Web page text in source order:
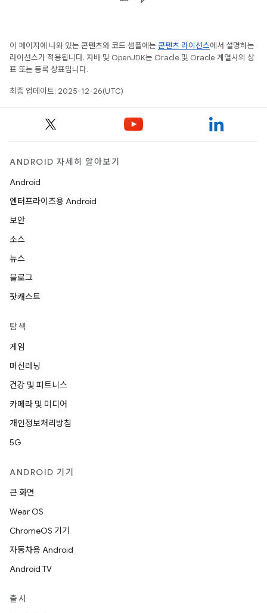
이 페이지에 나와 있는 콘텐츠와 코드 샘플에는 콘텐츠 라이선스에서 설명하는
라이선스가 적용됩니다. 자바 및 OpenJDK는 Oracle 및 Oracle 계열사의 상
표 또는 등록 상표입니다.
최종 업데이트: 2025-12-26(UTC)
ANDROID 자세히 알아보기
Android
엔터프라이즈용 Android
보안
소스
뉴스
블로그
팟캐스트
탐색
게임
머신러닝
건강 및 피트니스
카메라 및 미디어
개인정보처리방침
5G
ANDROID 기기
큰 화면
Wear OS
ChromeOS 기기
자동차용 Android
Android TV
출시